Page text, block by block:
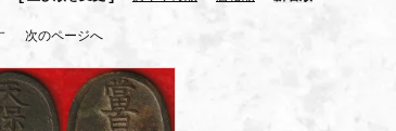
次のページへ